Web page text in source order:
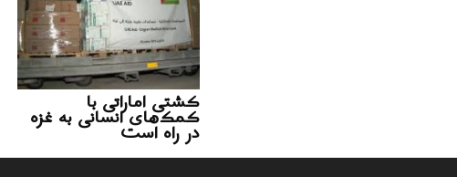
کشتی اماراتی با
کمک‌های انسانی به غزه
در راه است